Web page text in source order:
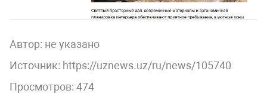
Автор: не указано
Источник: https://uznews.uz/ru/news/105740
Просмотров: 474